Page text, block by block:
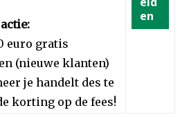
euro gratis
(nieuwe klanten)
je handelt des te
korting op de fees!
en